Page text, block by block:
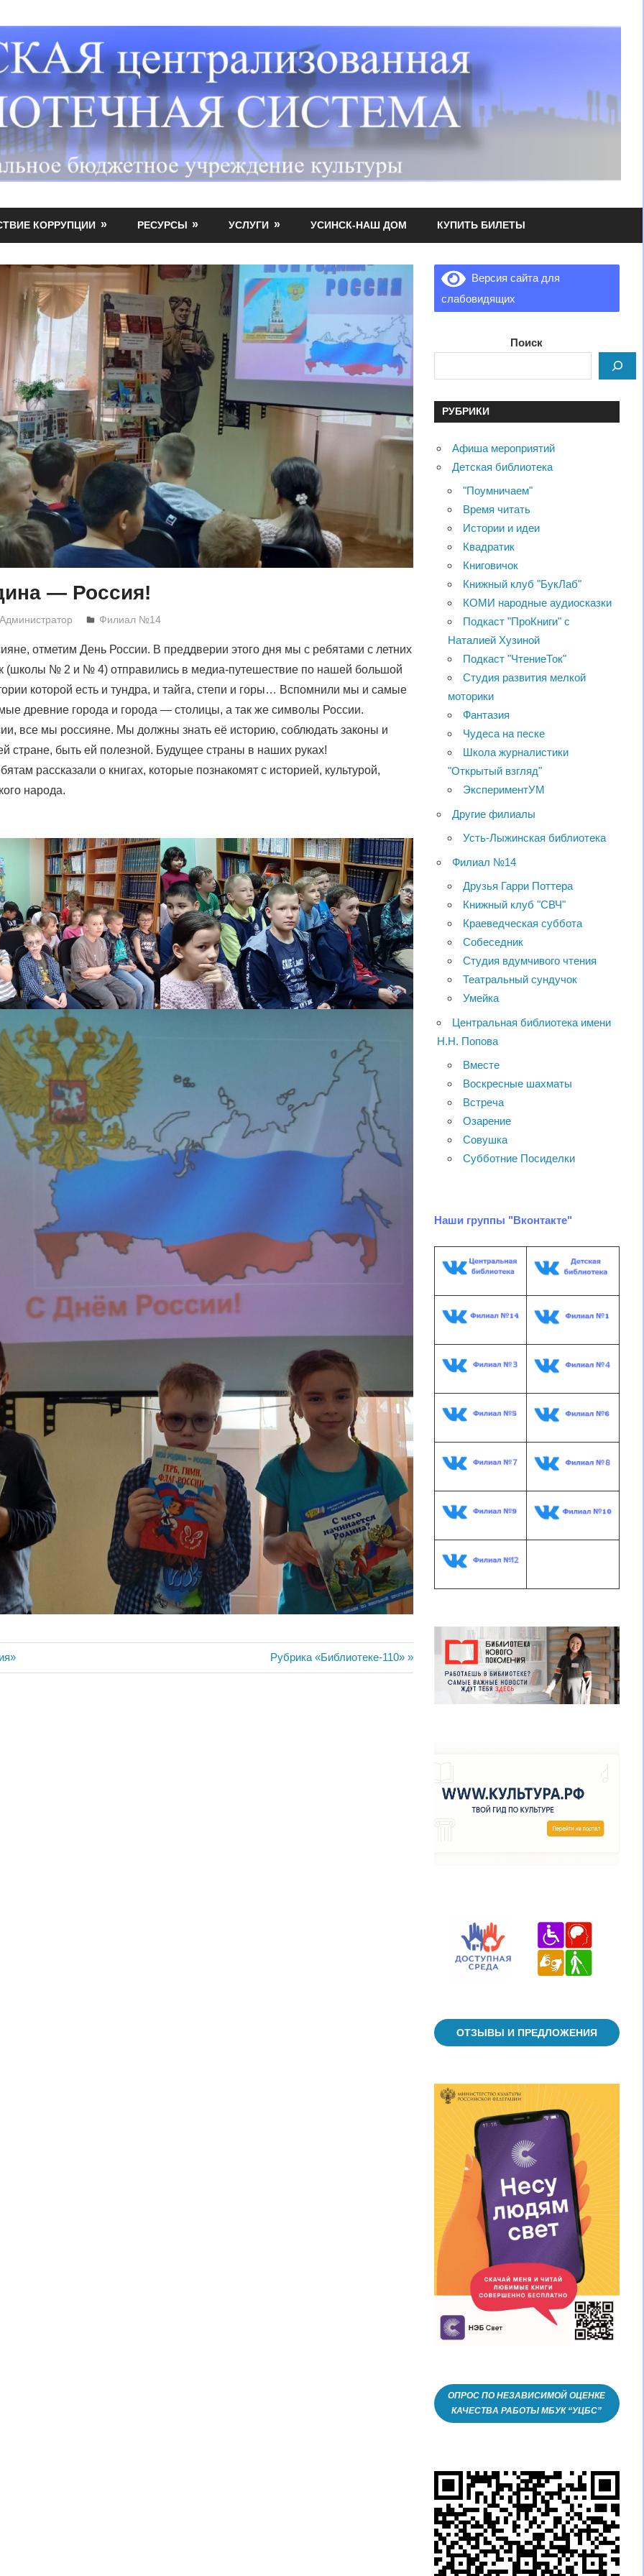
КОРРУПЦИИ РЕСУРСЫ УСЛУГИ УСИНСК-НАШ ДОМ КУПИТЬ БИЛЕТЫ
— Россия!
Администратор Филиал №14
отметим День России. В преддверии этого дня мы с ребятами с летних
(школы № 2 и № 4) отправились в медиа-путешествие по нашей большой
которой есть и тундра, и тайга, степи и горы… Вспомнили мы и самые
древние города и города — столицы, а так же символы России.
все мы россияне. Мы должны знать её историю, соблюдать законы и
стране, быть ей полезной. Будущее страны в наших руках!
рассказали о книгах, которые познакомят с историей, культурой,
народа.
Следующая
запись:
Рубрика «Библиотеке-110»
Версия сайта для
слабовидящих
Поиск
РУБРИКИ
Афиша мероприятий
Детская библиотека
"Поумничаем"
Время читать
Истории и идеи
Квадратик
Книговичок
Книжный клуб "БукЛаб"
КОМИ народные аудиосказки
Подкаст "ПроКниги" с
Наталией Хузиной
Подкаст "ЧтениеТок"
Студия развития мелкой
моторики
Фантазия
Чудеса на песке
Школа журналистики
"Открытый взгляд"
ЭкспериментУМ
Другие филиалы
Усть-Лыжинская библиотека
Филиал №14
Друзья Гарри Поттера
Книжный клуб "СВЧ"
Краеведческая суббота
Собеседник
Студия вдумчивого чтения
Театральный сундучок
Умейка
Центральная библиотека имени
Н.Н. Попова
Вместе
Воскресные шахматы
Встреча
Озарение
Совушка
Субботние Посиделки
Наши группы "Вконтакте"
ОТЗЫВЫ И ПРЕДЛОЖЕНИЯ
ОПРОС ПО НЕЗАВИСИМОЙ ОЦЕНКЕ
КАЧЕСТВА РАБОТЫ МБУК “УЦБС”